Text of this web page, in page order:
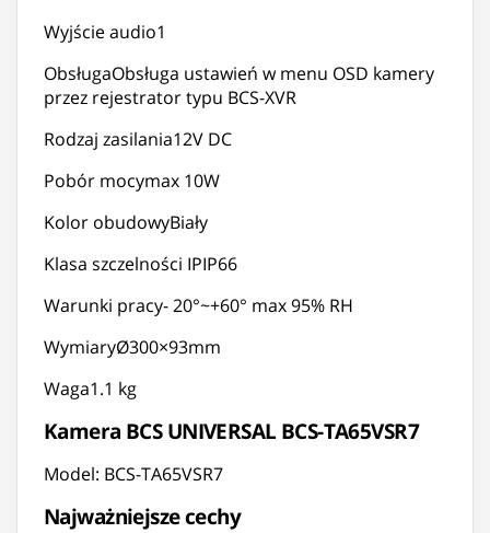
Wyjście audio1
ObsługaObsługa ustawień w menu OSD kamery
przez rejestrator typu BCS-XVR
Rodzaj zasilania12V DC
Pobór mocymax 10W
Kolor obudowyBiały
Klasa szczelności IPIP66
Warunki pracy- 20°~+60° max 95% RH
WymiaryØ300×93mm
Waga1.1 kg
Kamera BCS UNIVERSAL BCS-TA65VSR7
Model: BCS-TA65VSR7
Najważniejsze cechy